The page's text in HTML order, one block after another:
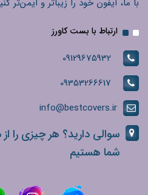
ارتباط با بست کاورز
09129675932
09353266617
info@bestcovers.ir
سوالی دارید؟ هر چیزی را
شما هستیم